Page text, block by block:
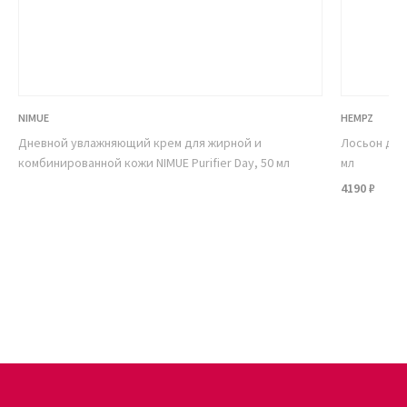
NIMUE
Дневной увлажняющий крем для жирной и
комбинированной кожи NIMUE Purifier Day, 50 мл
HEMPZ
Лосьон
мл
4190 ₽